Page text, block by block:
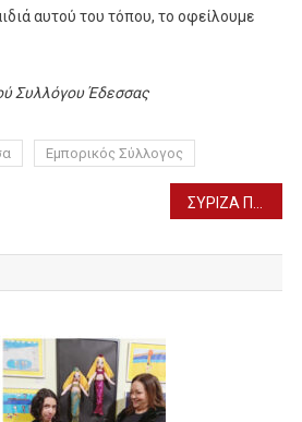
αυτού του τόπου, το οφείλουμε
Συλλόγου Έδεσσας
Εμπορικός Σύλλογος